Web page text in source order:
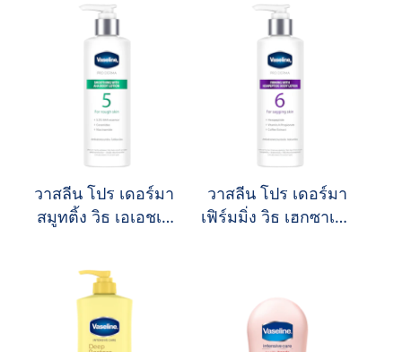
วาสลีน โปร เดอร์มา
สมูทติ้ง วิธ เอเอชเอ
วาสลีน โปร เดอร์มา
เฟิร์มมิ่ง วิธ เฮกซาเปป